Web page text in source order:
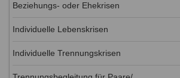
Beziehungs- oder Ehekrisen
Individuelle Lebenskrisen
Individuelle Trennungskrisen